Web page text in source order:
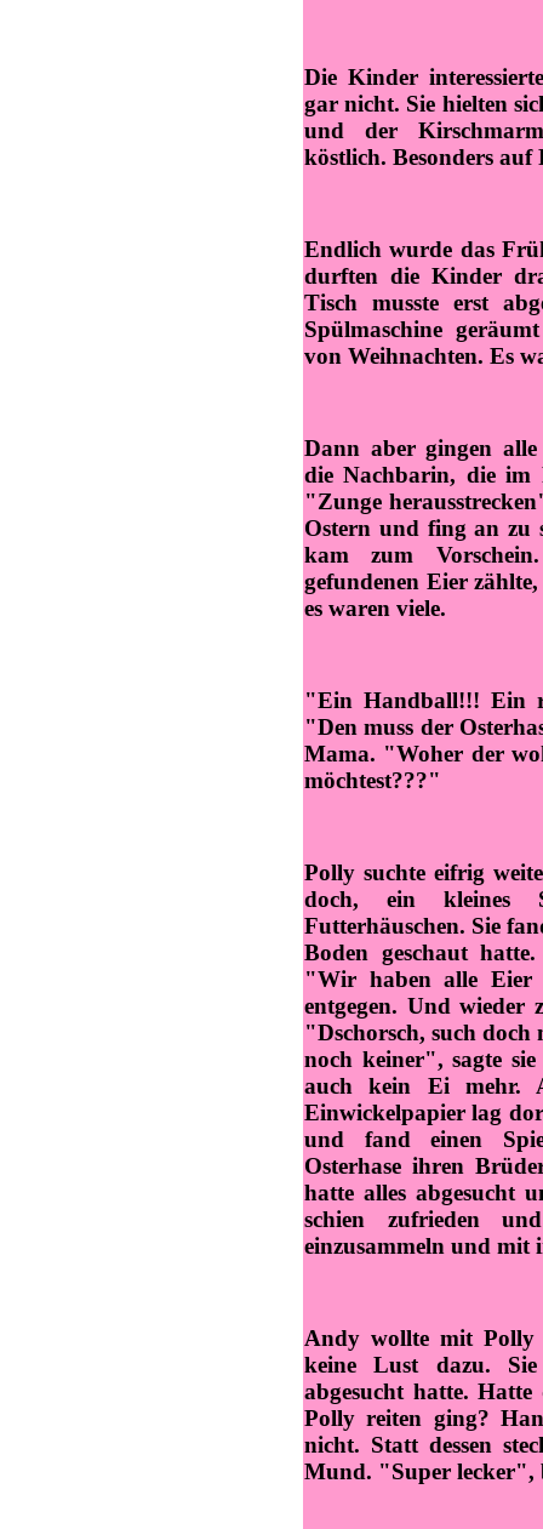
Die Kinder
gar nicht. Sie hielten
und der
köstlich. Besonders auf
Endlich wurde das
durften die Kinder
Tisch musste erst
Spülmaschine
von Weihnachten. Es
Dann aber gingen
die Nachbarin, die im
"Zunge
Ostern und fing an zu
kam zum
gefundenen Eier
es waren viele.
"Ein Handball!!! Ein
"Den muss der
Mama. "Woher der
möchtest???"
Polly suchte eifrig
doch, ein kleines
Futterhäuschen. Sie
Boden geschaut
"Wir haben alle Eier
entgegen. Und wieder
"Dschorsch, such
noch keiner", sagte
auch kein Ei mehr.
Einwickelpapier lag
und fand einen
Osterhase ihren
hatte alles abgesucht
schien zufrieden
einzusammeln und mit
Andy wollte mit Polly
keine Lust dazu.
abgesucht hatte. Hatte
Polly reiten ging?
nicht. Statt dessen
Mund. "Super lecker",